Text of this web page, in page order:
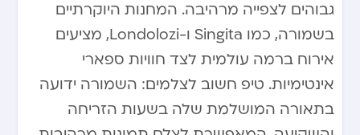
גבוהים לצפייה מרהיבה. המחנות היוקרתיים
בשמורה, כמו Singita ו-Londolozi, מציעים
אירוח ברמה עולמית לצד חוויות ספארי
אינטימיות. טיפ חשוב לצלמים: השמורה ידועה
בתאורה המושלמת שלה בשעות הזריחה